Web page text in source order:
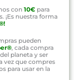
con 10€ para
¡Es nuestra forma
pueden
, cada compra
planeta y ser
vez que compres
para usar en la